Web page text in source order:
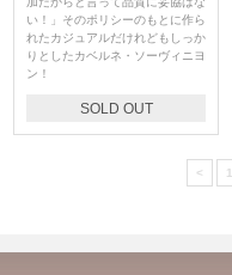
い！」そのポリシーのもとに作ら
れたカジュアルだけれどもしっか
りとしたカベルネ・ソーヴィニヨ
ン！
SOLD OUT
< 1